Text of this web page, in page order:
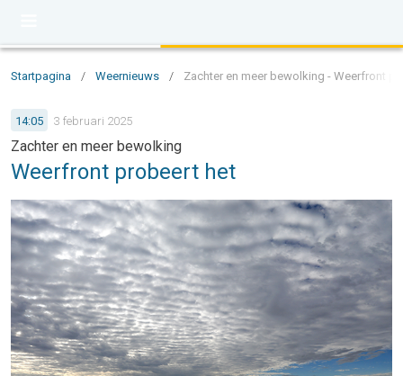
Startpagina / Weernieuws / Zachter en meer bewolking - Weerfront
14:05 3 februari 2025
Zachter en meer bewolking
Weerfront probeert het